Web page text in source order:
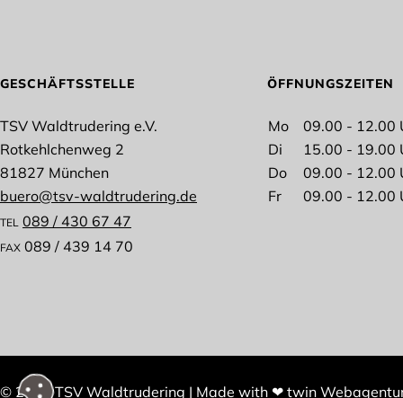
Ich interessiere mich für folgende
Spikeball
Wun Hop Kuen Do
Lacrosse
Tischtennis
GESCHÄFTSSTELLE
TSV Waldtrudering e.V.
Rotkehlchenweg 2
81827 München
buero@tsv-waldtrudering.de
TEL 089 / 430 67 47
FAX 089 / 439 14 70
ÖFFNUNGSZEITEN
Mo
09.00 - 12.00
Di
15.00 - 19.00
Do
09.00 - 12.00
Fr
09.00 - 12.00
© 2026 TSV Waldtrudering | Made with ❤ twin